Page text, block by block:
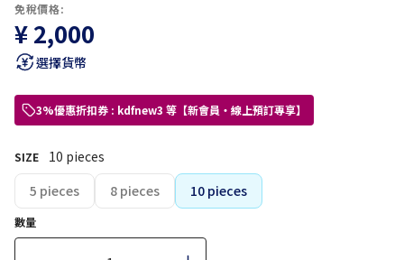
免稅價格:
¥ 2,000
選擇貨幣
3%優惠折扣券 : kdfnew3 等【新會員・線上預訂專享】
SIZE
10 pieces
5 pieces
8 pieces 10 pieces
數量